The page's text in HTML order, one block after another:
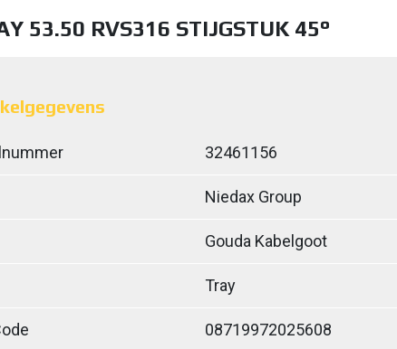
53.50 RVS316 STIJGSTUK 45°
32461156
Niedax Group
Gouda Kabelgoot
Tray
08719972025608